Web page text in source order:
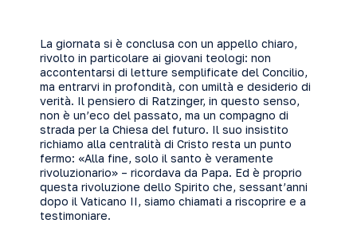
La giornata si è conclusa con un appello chiaro,
rivolto in particolare ai giovani teologi: non
accontentarsi di letture semplificate del Concilio,
ma entrarvi in profondità, con umiltà e desiderio di
verità. Il pensiero di Ratzinger, in questo senso,
non è un’eco del passato, ma un compagno di
strada per la Chiesa del futuro. Il suo insistito
richiamo alla centralità di Cristo resta un punto
fermo: «Alla fine, solo il santo è veramente
rivoluzionario» – ricordava da Papa. Ed è proprio
questa rivoluzione dello Spirito che, sessant’anni
dopo il Vaticano II, siamo chiamati a riscoprire e a
testimoniare.